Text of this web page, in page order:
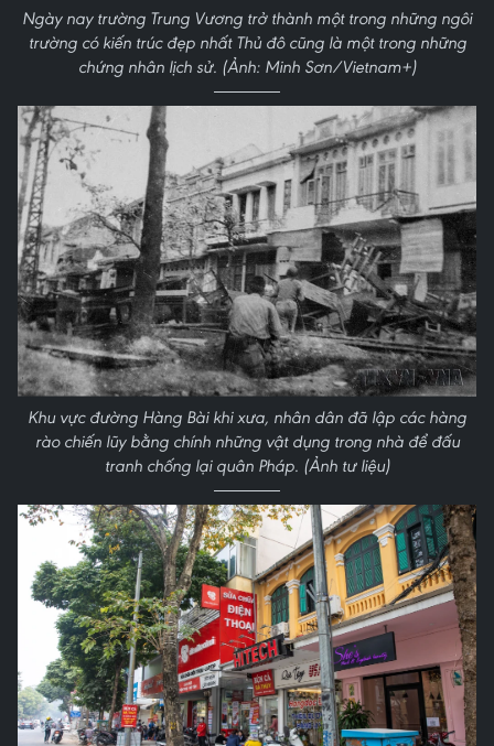
Ngày nay trường Trung Vương trở thành một trong những ngôi
trường có kiến trúc đẹp nhất Thủ đô cũng là một trong những
chứng nhân lịch sử. (Ảnh: Minh Sơn/Vietnam+)
Khu vực đường Hàng Bài khi xưa, nhân dân đã lập các hàng
rào chiến lũy bằng chính những vật dụng trong nhà để đấu
tranh chống lại quân Pháp. (Ảnh tư liệu)